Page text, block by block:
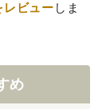
レビュー しま
め